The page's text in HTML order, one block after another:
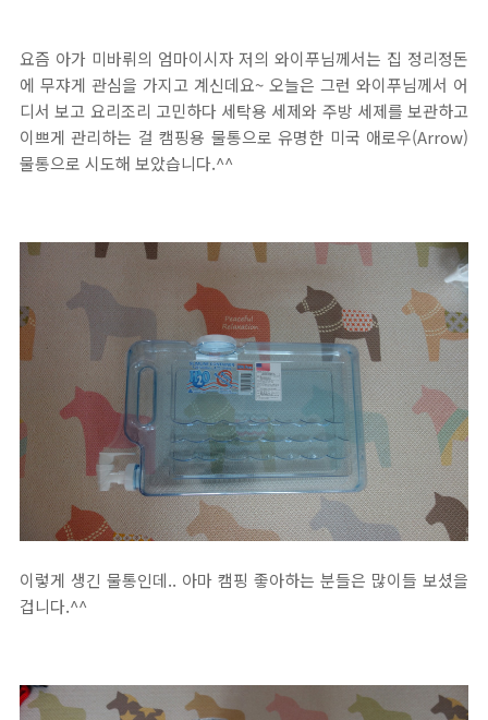
요즘 아가 미바뤼의 엄마이시자 저의 와이푸님께서는 집 정리정돈
에 무쟈게 관심을 가지고 계신데요~ 오늘은 그런 와이푸님께서 어
디서 보고 요리조리 고민하다 세탁용 세제와 주방 세제를 보관하고
이쁘게 관리하는 걸 캠핑용 물통으로 유명한 미국 애로우(Arrow)
물통으로 시도해 보았습니다.^^
이렇게 생긴 물통인데.. 아마 캠핑 좋아하는 분들은 많이들 보셨을
겁니다.^^